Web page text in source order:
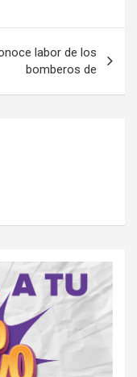
labor de los
bomberos de